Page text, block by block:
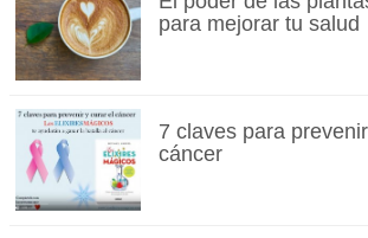
para mejorar tu salud
7 claves para
cáncer